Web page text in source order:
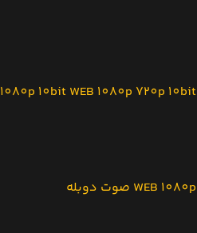
1080p 10bit WEB 1080p 720p 10bit
WEB 1080p صوت دوبله